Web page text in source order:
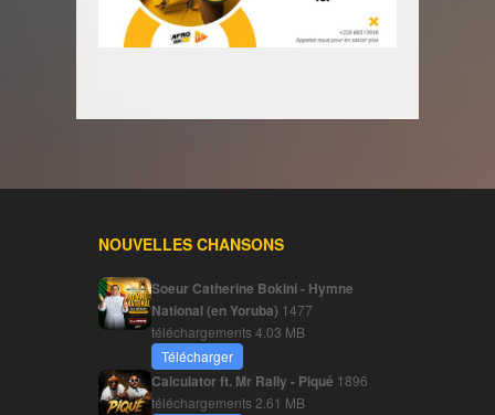
NOUVELLES CHANSONS
Soeur Catherine Bokini - Hymne
National (en Yoruba) 1477
téléchargements4.03 MB
Télécharger
Calculator ft. Mr Rally - Piqué 1896
téléchargements 2.61 MB